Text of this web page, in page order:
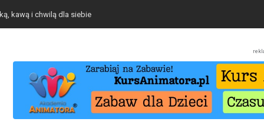
kawą i chwilą dla siebie